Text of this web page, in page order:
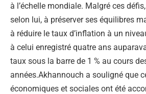
à l’échelle mondiale. Malgré ces
selon lui, à préserver ses équilibres
à réduire le taux d’inflation à un
à celui enregistré quatre ans
taux sous la barre de 1 % au cours
années.Akhannouch a souligné que
économiques et sociales ont été